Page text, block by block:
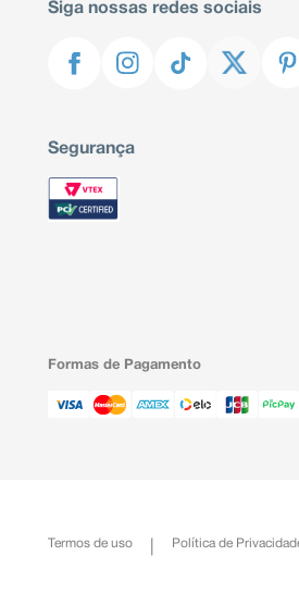
Siga nossas redes sociais
Segurança
Formas de Pagamento
Termos de uso Política de